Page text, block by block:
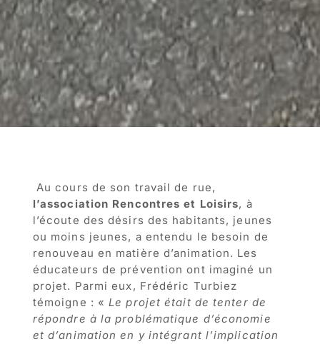
Au cours de son travail de rue,
l’association Rencontres et Loisirs, à
l’écoute des désirs des habitants, jeunes
ou moins jeunes, a entendu le besoin de
renouveau en matière d’animation. Les
éducateurs de prévention ont imaginé un
projet. Parmi eux, Frédéric Turbiez
témoigne : « Le projet était de tenter de
répondre à la problématique d’économie
et d’animation en y intégrant l’implication